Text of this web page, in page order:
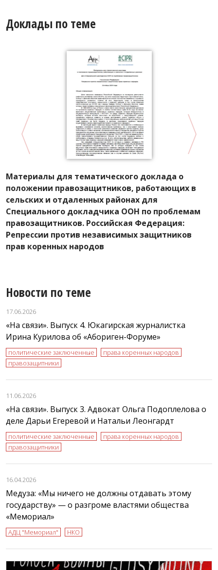
Доклады по теме
Материалы для тематического доклада о
положении правозащитников, работающих в
сельских и отдаленных районах для
Специального докладчика ООН по проблемам
правозащитников. Российская Федерация:
Репрессии против независимых защитников
прав коренных народов
Новости по теме
17.06.2026
«На связи». Выпуск 4. Юкагирская журналистка
Ирина Курилова об «Абориген-Форуме»
политические заключенные
права коренных народов
правозащитники
11.06.2026
«На связи». Выпуск 3. Адвокат Ольга Подоплелова о
деле Дарьи Егеревой и Натальи Леонгардт
политические заключенные
права коренных народов
правозащитники
16.04.2026
Медуза: «Мы ничего не должны отдавать этому
государству» — о разгроме властями общества
«Мемориал»
АДЦ "Мемориал" НКО